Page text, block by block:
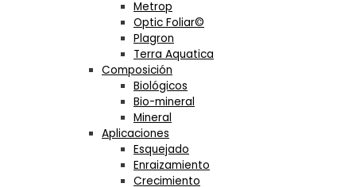
Metrop
Optic Foliar©
Plagron
Terra Aquatica
Composición
Biológicos
Bio-mineral
Mineral
Aplicaciones
Esquejado
Enraizamiento
Crecimiento